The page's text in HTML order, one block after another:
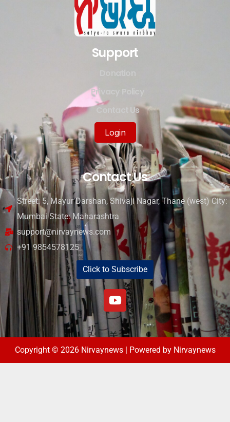
Support
Privacy Policy
Contact Us
Login
Contact Us
Street: 5, Mayur Darshan, Shivaji Nagar, Thane (west) City:
Mumbai State: Maharashtra
support@nirvaynews.com
+91 9854578125
Click to Subscribe
Copyright © 2026 Nirvaynews | Powered by Nirvaynews